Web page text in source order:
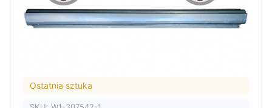
Ostatnia sztuka